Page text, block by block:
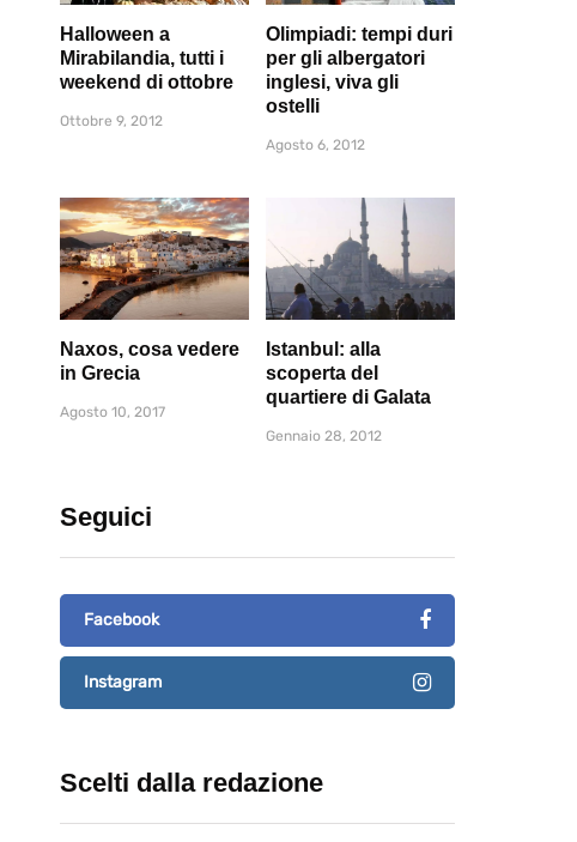
Halloween a
Mirabilandia, tutti i
weekend di ottobre
Ottobre 9, 2012
Olimpiadi: tempi duri
per gli albergatori
inglesi, viva gli
ostelli
Agosto 6, 2012
Naxos, cosa vedere
in Grecia
Agosto 10, 2017
Istanbul: alla
scoperta del
quartiere di Galata
Gennaio 28, 2012
Seguici
Facebook
Instagram
Scelti dalla redazione